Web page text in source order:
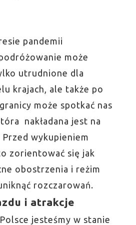
pandemii
może
utrudnione dla
krajach, ale także po
może spotkać nas
nakładana jest na
wykupieniem
zorientować się jak
obostrzenia i reżim
rozczarowań.
i atrakcje
jesteśmy w stanie